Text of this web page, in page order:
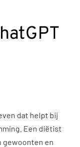
dat helpt bij
Een diëtist
gewoonten en